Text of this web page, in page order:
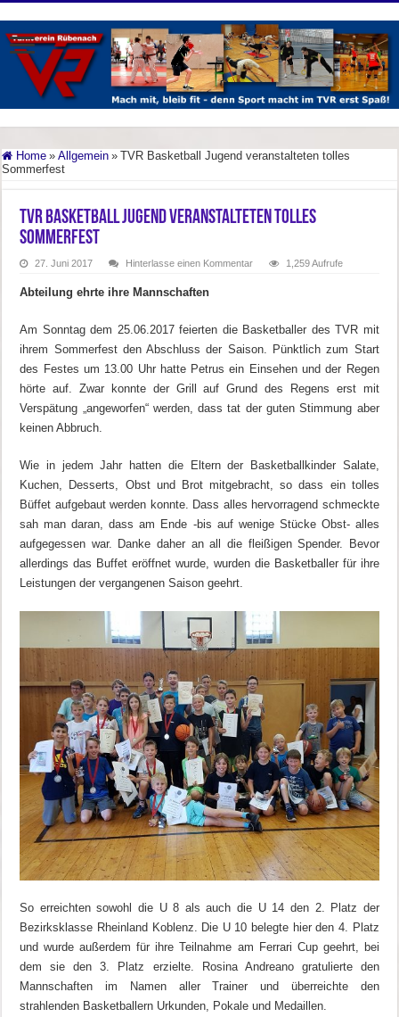
Home » Allgemein » TVR Basketball Jugend veranstalteten tolles
Sommerfest
TVR Basketball Jugend veranstalteten tolles
Sommerfest
27. Juni 2017 Hinterlasse einen Kommentar 1,259 Aufrufe
Abteilung ehrte ihre Mannschaften
Am Sonntag dem 25.06.2017 feierten die Basketballer des TVR mit
ihrem Sommerfest den Abschluss der Saison. Pünktlich zum Start
des Festes um 13.00 Uhr hatte Petrus ein Einsehen und der Regen
hörte auf. Zwar konnte der Grill auf Grund des Regens erst mit
Verspätung „angeworfen“ werden, dass tat der guten Stimmung aber
keinen Abbruch.
Wie in jedem Jahr hatten die Eltern der Basketballkinder Salate,
Kuchen, Desserts, Obst und Brot mitgebracht, so dass ein tolles
Büffet aufgebaut werden konnte. Dass alles hervorragend schmeckte
sah man daran, dass am Ende -bis auf wenige Stücke Obst- alles
aufgegessen war. Danke daher an all die fleißigen Spender. Bevor
allerdings das Buffet eröffnet wurde, wurden die Basketballer für ihre
Leistungen der vergangenen Saison geehrt.
So erreichten sowohl die U 8 als auch die U 14 den 2. Platz der
Bezirksklasse Rheinland Koblenz. Die U 10 belegte hier den 4. Platz
und wurde außerdem für ihre Teilnahme am Ferrari Cup geehrt, bei
dem sie den 3. Platz erzielte. Rosina Andreano gratulierte den
Mannschaften im Namen aller Trainer und überreichte den
strahlenden Basketballern Urkunden, Pokale und Medaillen.